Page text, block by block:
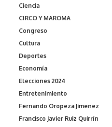
Ciencia
CIRCO Y MAROMA
Congreso
Cultura
Deportes
Economía
Elecciones 2024
Entretenimiento
Fernando Oropeza Jimenez
Francisco Javier Ruiz Quirrín